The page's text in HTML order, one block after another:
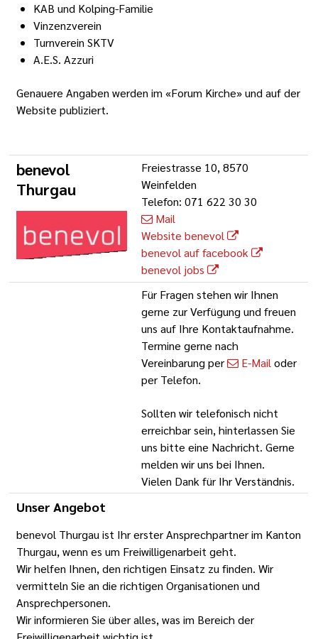
KAB und Kolping-Familie
Vinzenzverein
Turnverein SKTV
A.E.S. Azzuri
Genauere Angaben werden im «Forum Kirche» und auf der
Website publiziert.
benevol
Thurgau
Freiestrasse 10, 8570
Weinfelden
Telefon: 071 622 30 30
Mail
Website benevol
benevol auf facebook
benevol jobs
Für Fragen stehen wir Ihnen
gerne zur Verfügung und freuen
uns auf Ihre Kontaktaufnahme.
Termine gerne nach
Vereinbarung per
E-Mailoder
per Telefon.
Sollten wir telefonisch nicht
erreichbar sein, hinterlassen Sie
uns bitte eine Nachricht. Gerne
melden wir uns bei Ihnen.
Vielen Dank für Ihr Verständnis.
Unser Angebot
benevol Thurgau ist Ihr erster Ansprechpartner im Kanton
Thurgau, wenn es um Freiwilligenarbeit geht.
Wir helfen Ihnen, den richtigen Einsatz zu finden. Wir
vermitteln Sie an die richtigen Organisationen und
Ansprechpersonen.
Wir informieren Sie über alles, was im Bereich der